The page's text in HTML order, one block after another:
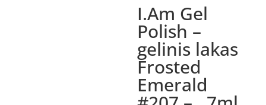
I.Am Gel
Polish –
gelinis lakas
Frosted
Emerald